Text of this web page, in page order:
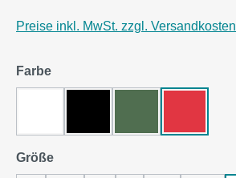
Preise inkl. MwSt. zzgl. Versandkosten
Farbeauswählen
Größeauswählen